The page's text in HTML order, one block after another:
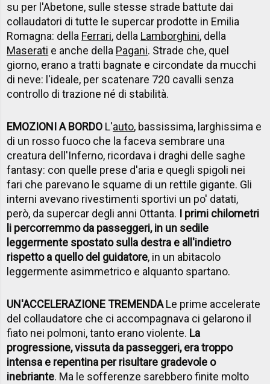
su per l'Abetone, sulle stesse strade battute dai
collaudatori di tutte le supercar prodotte in Emilia
Romagna: della Ferrari, della Lamborghini, della
Maserati e anche della Pagani. Strade che, quel
giorno, erano a tratti bagnate e circondate da mucchi
di neve: l'ideale, per scatenare 720 cavalli senza
controllo di trazione né di stabilità.
EMOZIONI A BORDO L'auto, bassissima, larghissima e
di un rosso fuoco che la faceva sembrare una
creatura dell'Inferno, ricordava i draghi delle saghe
fantasy: con quelle prese d'aria e quegli spigoli nei
fari che parevano le squame di un rettile gigante. Gli
interni avevano rivestimenti sportivi un po' datati,
però, da supercar degli anni Ottanta. I primi chilometri
li percorremmo da passeggeri, in un sedile
leggermente spostato sulla destra e all'indietro
rispetto a quello del guidatore, in un abitacolo
leggermente asimmetrico e alquanto spartano.
UN'ACCELERAZIONE TREMENDALe prime accelerate
del collaudatore che ci accompagnava ci gelarono il
fiato nei polmoni, tanto erano violente. La
progressione, vissuta da passeggeri, era troppo
intensa e repentina per risultare gradevole o
inebriante. Ma le sofferenze sarebbero finite molto